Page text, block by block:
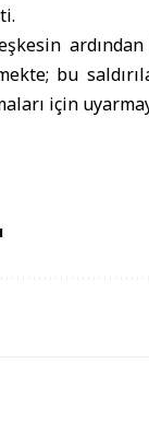
bu
için